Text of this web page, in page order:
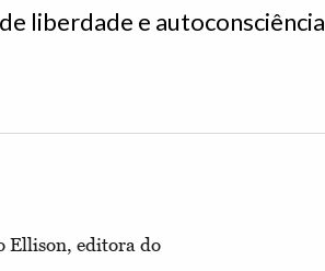
liberdade e autoconsciência
Ellison, editora do